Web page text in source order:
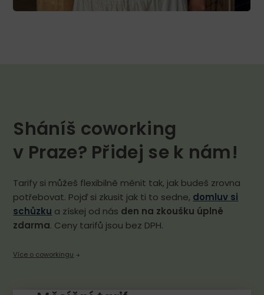
Sháníš coworking
v Praze? Přidej se k nám!
Tarify si můžeš flexibilně měnit tak, jak budeš zrovna
potřebovat. Pojď si zkusit jak ti to sedne, domluv si
schůzku a získej od nás den na zkoušku úplně
zdarma. Ceny tarifů jsou bez DPH.
Více o coworkingu